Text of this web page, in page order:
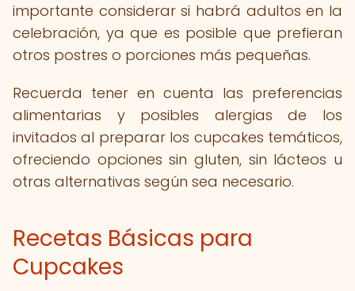
importante considerar si habrá adultos en la
celebración, ya que es posible que prefieran
otros postres o porciones más pequeñas.
Recuerda tener en cuenta las preferencias
alimentarias y posibles alergias de los
invitados al preparar los cupcakes temáticos,
ofreciendo opciones sin gluten, sin lácteos u
otras alternativas según sea necesario.
Recetas Básicas para
Cupcakes